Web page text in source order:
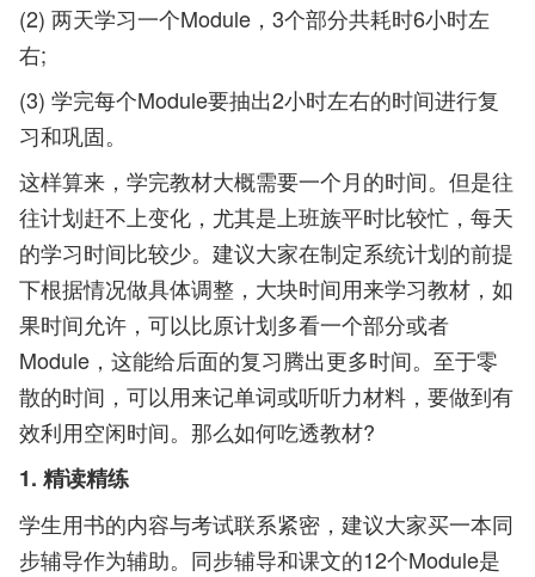
(2) 两天学习一个Module，3个部分共耗时6小时左
右;
(3) 学完每个Module要抽出2小时左右的时间进行复
习和巩固。
这样算来，学完教材大概需要一个月的时间。但是往
往计划赶不上变化，尤其是上班族平时比较忙，每天
的学习时间比较少。建议大家在制定系统计划的前提
下根据情况做具体调整，大块时间用来学习教材，如
果时间允许，可以比原计划多看一个部分或者
Module，这能给后面的复习腾出更多时间。至于零
散的时间，可以用来记单词或听听力材料，要做到有
效利用空闲时间。那么如何吃透教材?
1. 精读精练
学生用书的内容与考试联系紧密，建议大家买一本同
步辅导作为辅助。同步辅导和课文的12个Module是